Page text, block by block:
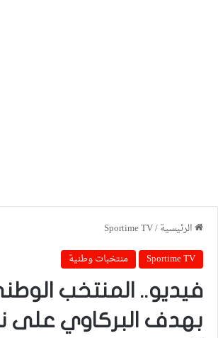
الرئيسية/
Sportime TV
Sportime TV
منتخبات وطنية
فيديو.. المنتخب
بهدف البركاوي على